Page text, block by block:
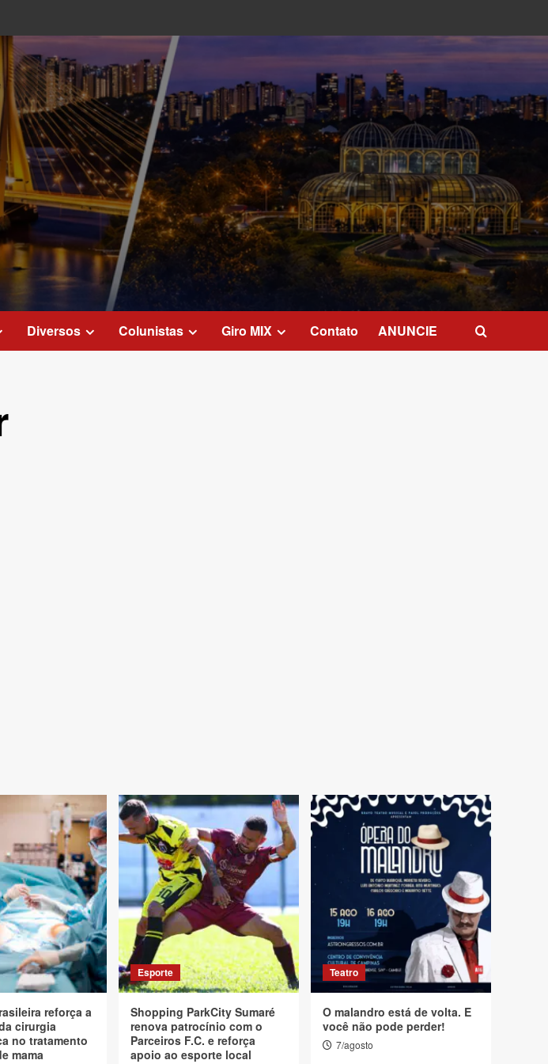
Diversos Colunistas Giro MIX Contato ANUNCIE
reforça a
cirurgia
no tratamento
mama
Esporte
Shopping ParkCity Sumaré
renova patrocínio com o
Parceiros F.C. e reforça
apoio ao esporte local
Teatro
O malandro está de volta. E
você não pode perder!
7/agosto